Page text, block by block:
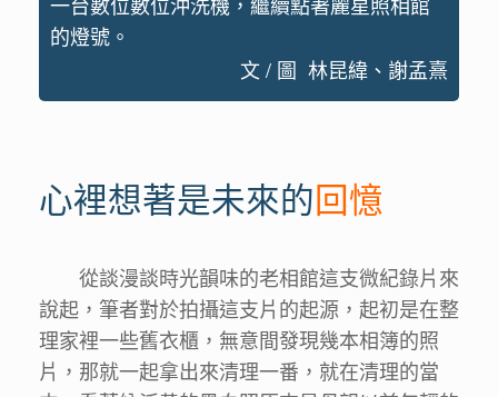
一台數位數位沖洗機，繼續點著麗星照相館
的燈號。
文 / 圖 林昆緯、謝孟熹
心裡想著是未來的回憶
從談漫談時光韻味的老相館這支微紀錄片來
說起，筆者對於拍攝這支片的起源，起初是在整
理家裡一些舊衣櫃，無意間發現幾本相簿的照
片，那就一起拿出來清理一番，就在清理的當